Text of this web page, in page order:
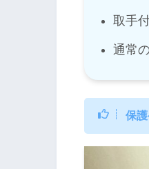
取手
通常
保